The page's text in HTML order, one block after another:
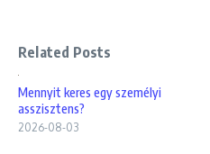
Related Posts
Mennyit keres egy személyi
asszisztens?
2026-08-03